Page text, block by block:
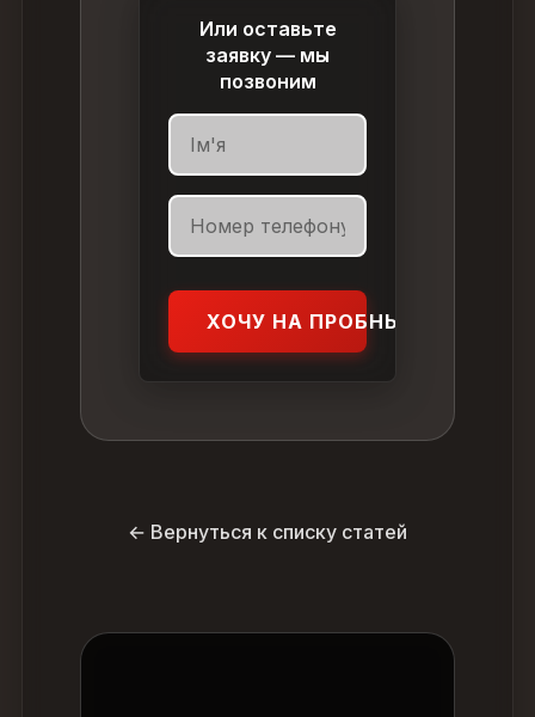
Или оставьте
заявку — мы
позвоним
ХОЧУ НА ПРОБНЫЙ УРОК
← Вернуться к списку статей